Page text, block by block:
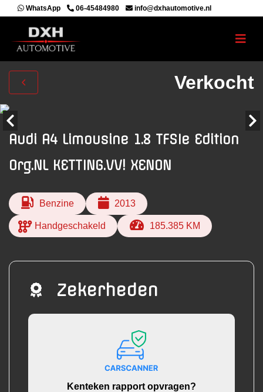
WhatsApp 06-45484980 info@dxhautomotive.nl
Verkocht
Audi A4 Limousine 1.8 TFSIe Edition
Org.NL KETTING.VV! XENON
Benzine 2013
Handgeschakeld 185.385 KM
Zekerheden
Kenteken rapport opvragen?